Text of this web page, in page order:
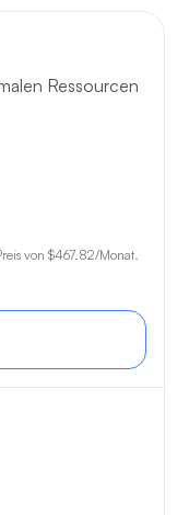
Ressourcen
von $467.82/Monat.